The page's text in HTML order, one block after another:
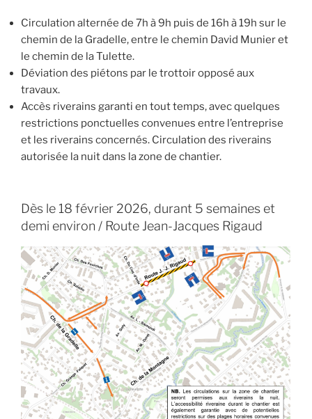
Circulation alternée de 7h à 9h puis de 16h à 19h sur le
chemin de la Gradelle, entre le chemin David Munier et
le chemin de la Tulette.
Déviation des piétons par le trottoir opposé aux
travaux.
Accès riverains garanti en tout temps, avec quelques
restrictions ponctuelles convenues entre l’entreprise
et les riverains concernés. Circulation des riverains
autorisée la nuit dans la zone de chantier.
Dès le 18 février 2026, durant 5 semaines et
demi environ / Route Jean-Jacques Rigaud